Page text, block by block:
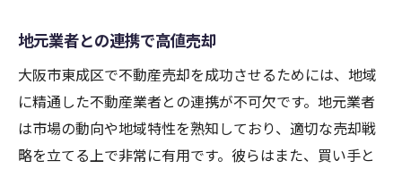
地元業者との連携で高値売却
大阪市東成区で不動産売却を成功させるためには、地域
に精通した不動産業者との連携が不可欠です。地元業者
は市場の動向や地域特性を熟知しており、適切な売却戦
略を立てる上で非常に有用です。彼らはまた、買い手と